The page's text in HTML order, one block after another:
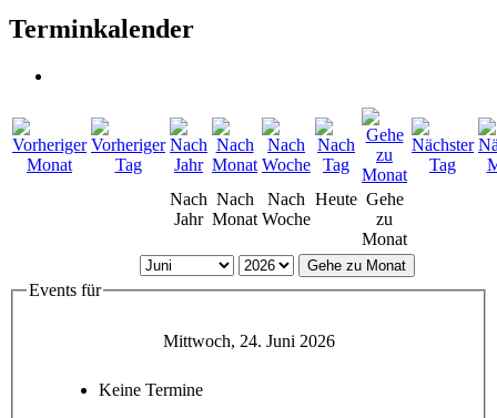
Terminkalender
Nach
Jahr
Nach
Monat
Nach
Woche
Heute Gehe
zu
Monat
Gehe zu Monat
Events für
Mittwoch, 24. Juni 2026
Keine Termine